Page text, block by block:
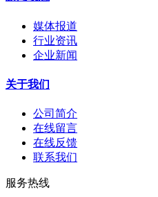
媒体报道
行业资讯
企业新闻
关于我们
公司简介
在线留言
在线反馈
联系我们
服务热线